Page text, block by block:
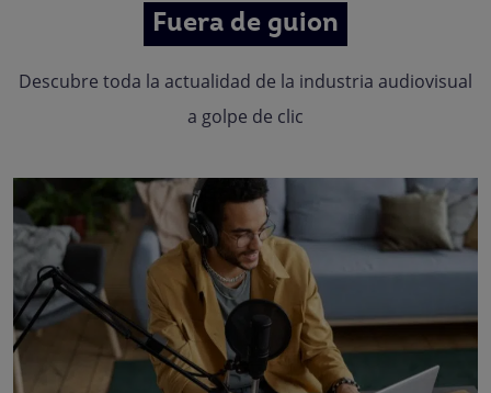
Fuera de guion
Descubre toda la actualidad de la industria audiovisual
a golpe de clic